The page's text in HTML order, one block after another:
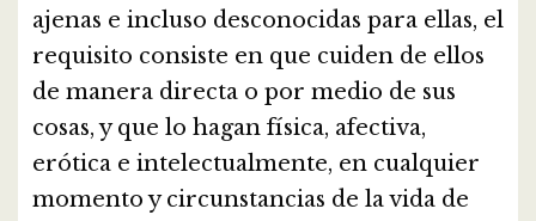
ajenas e incluso desconocidas para ellas, el
requisito consiste en que cuiden de ellos
de manera directa o por medio de sus
cosas, y que lo hagan física, afectiva,
erótica e intelectualmente, en cualquier
momento y circunstancias de la vida de